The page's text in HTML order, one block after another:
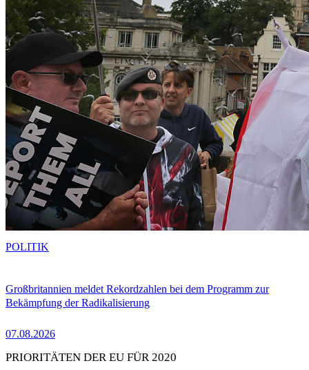
Großbritannien meldet Rekordzahlen bei dem Programm zur
Bekämpfung der Radikalisierung
07.08.2026
POLITIK
PRIORITÄTEN DER EU FÜR 2020